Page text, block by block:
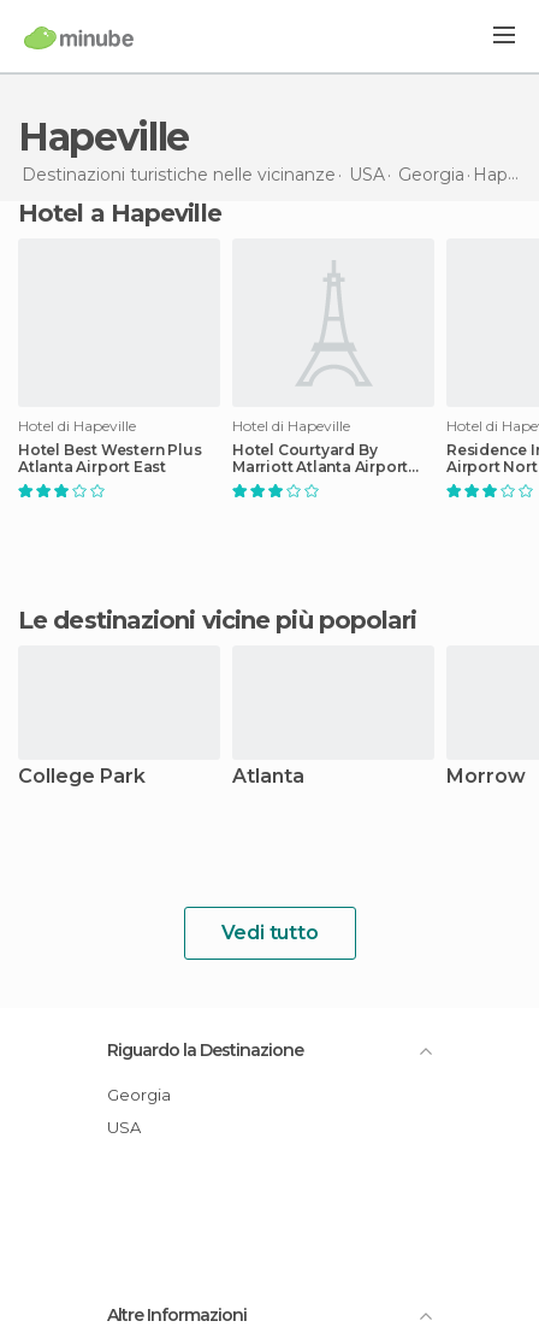
Hapeville
Destinazioni turistiche nelle vicinanze USA Georgia Hapeville
Hotel a Hapeville
Hotel di Hapeville
Hotel Best Western Plus
Atlanta Airport East
Hotel di Hapeville
Hotel Courtyard By
Marriott Atlanta Airport
North
Hotel di
Residence
Airport
Avenue
Le destinazioni vicine più popolari
College Park Atlanta Morrow
Vedi tutto
Riguardo la Destinazione
Georgia
USA
Altre Informazioni